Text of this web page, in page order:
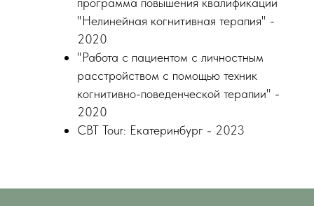
"Нелинейная когнитивная терапия" -
2020
"Работа с пациентом с личностным
расстройством с помощью техник
когнитивно-поведенческой терапии" -
2020
CBT Tour: Екатеринбург - 2023